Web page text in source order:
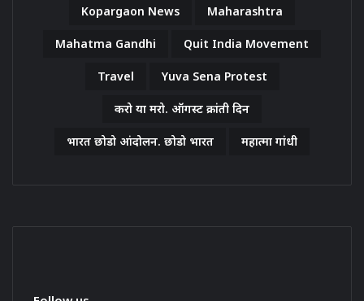
Kopargaon News Maharashtra
Mahatma Gandhi Quit India Movement
Travel Yuva Sena Protest
करो या मरो. ऑगस्ट क्रांती दिन
भारत छोडो आंदोलन. छोडो भारत महात्मा गांधी